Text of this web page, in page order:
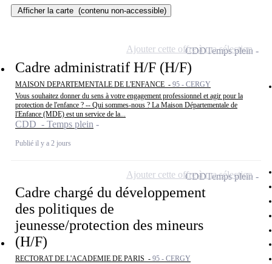
Afficher la carte (contenu non-accessible)
Cadre administratif H/F (H/F)
MAISON DEPARTEMENTALE DE L'ENFANCE - 95 - CERGY
Vous souhaitez donner du sens à votre engagement professionnel et agir pour la
protection de l'enfance ? -- Qui sommes-nous ? La Maison Départementale de
l'Enfance (MDE) est un service de la...
CDD - Temps plein
Publié il y a 2 jours
CDDTemps plein
Ajouter cette offre à ma sélection
Cadre chargé du développement
des politiques de
jeunesse/protection des mineurs
(H/F)
RECTORAT DE L'ACADEMIE DE PARIS - 95 - CERGY
CDDTemps plein
Ajouter cette offre à ma sélection